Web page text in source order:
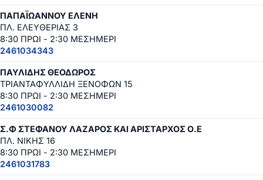
ΠΑΠΑΪΩΑΝΝΟΥ ΕΛΕΝΗ
ΠΛ. ΕΛΕΥΘΕΡΙΑΣ 3
8:30 ΠΡΩΙ - 2:30 ΜΕΣΗΜΕΡΙ
2461034343
ΠΑΥΛΙΔΗΣ ΘΕΟΔΩΡΟΣ
ΤΡΙΑΝΤΑΦΥΛΛΙΔΗ ΞΕΝΟΦΩΝ 15
8:30 ΠΡΩΙ - 2:30 ΜΕΣΗΜΕΡΙ
2461030082
Σ.Φ ΣΤΕΦΑΝΟΥ ΛΑΖΑΡΟΣ ΚΑΙ ΑΡΙΣΤΑΡΧΟΣ Ο.Ε
ΠΛ. ΝΙΚΗΣ 16
8:30 ΠΡΩΙ - 2:30 ΜΕΣΗΜΕΡΙ
2461031783